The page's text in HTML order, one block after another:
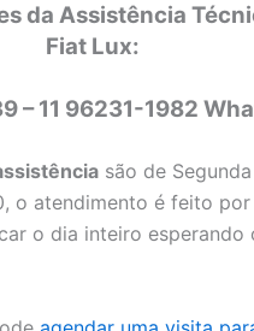
da Assistência
Fiat Lux:
– 11 96231-1982
são de
o atendimento é feito
o dia inteiro esperando